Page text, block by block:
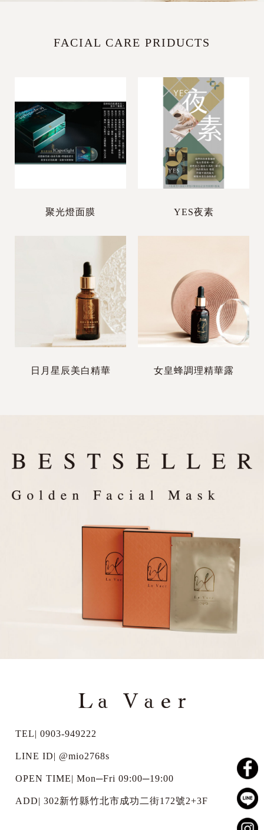
FACIAL CARE PRIDUCTS
聚光燈面膜 YES夜素
日月星辰美白精華 女皇蜂調理精華露
TEL| 0903-949222
LINE ID| @mio2768s
OPEN TIME| Mon─Fri 09:00─19:00
ADD| 302新竹縣竹北市成功二街172號2+3F